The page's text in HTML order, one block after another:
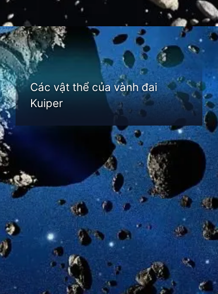
Đang mở https://thienvanhoc.edu.vn/vanh-dai-kuiper
Các vật thể của vành đai
Kuiper